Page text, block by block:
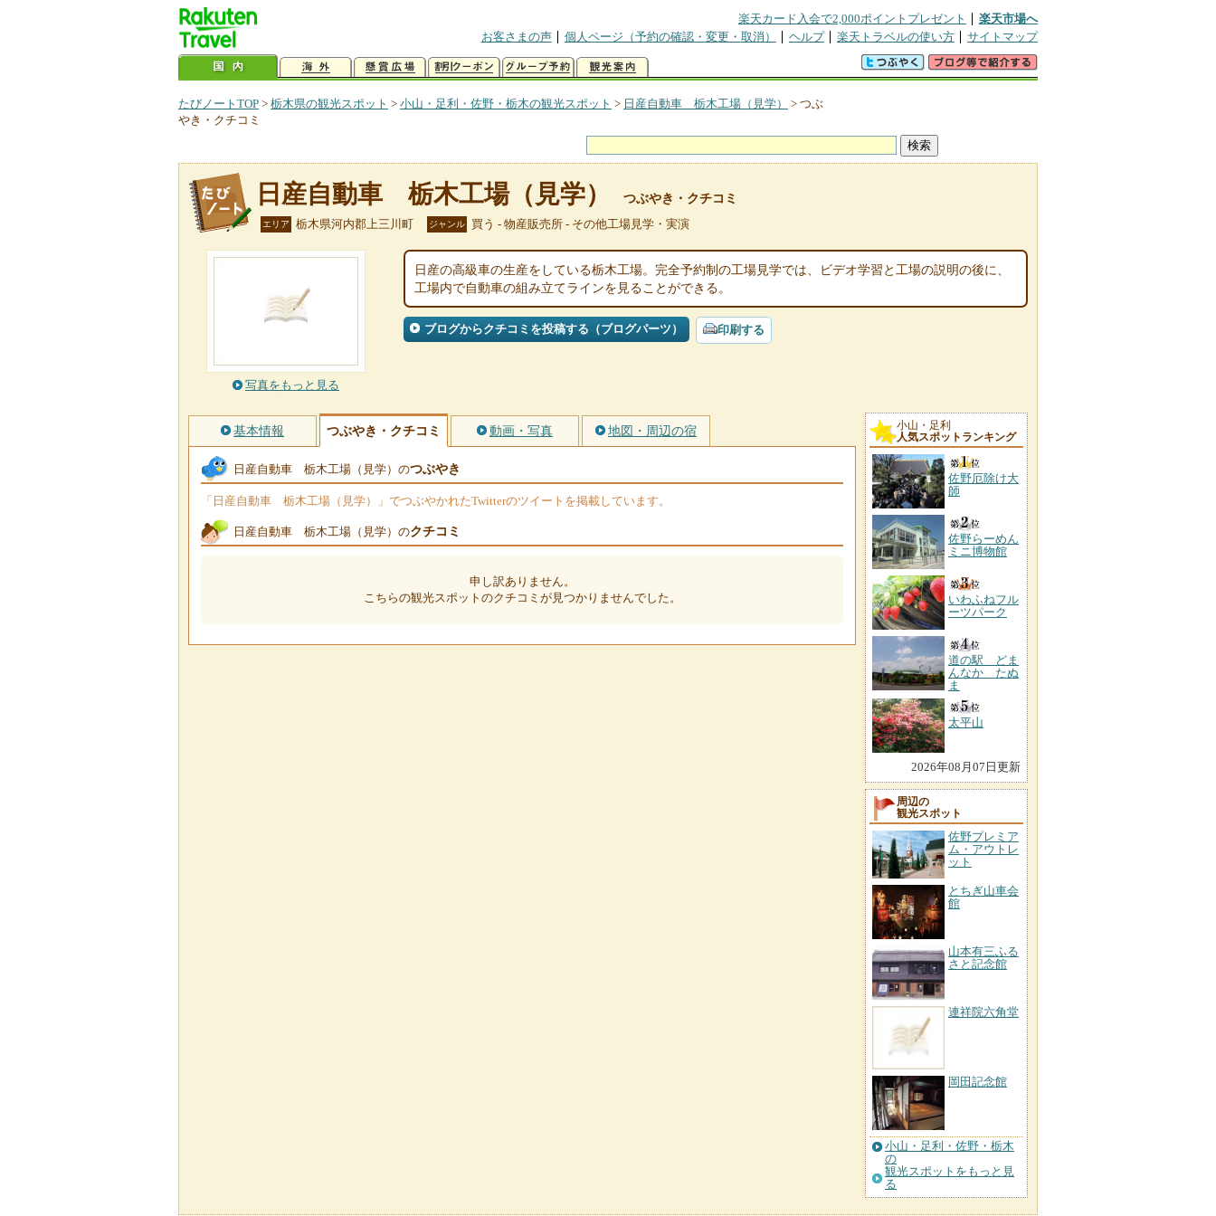
楽天カード入会で2,000ポイントプレゼント
楽天市場へ
お客さまの声
個人ページ（予約の確認・変更・取消） ヘルプ 楽天トラベルの使い方 サイトマップ
たびノートTOP > 栃木県の観光スポット > 小山・足利・佐野・栃木の観光スポット > 日産自動車 栃木工場（見学） > つぶ
やき・クチコミ
日産自動車 栃木工場（見学） つぶやき・クチコミ
エリア 栃木県河内郡上三川町 ジャンル 買う - 物産販売所 - その他工場見学・実演
写真をもっと見る
日産の高級車の生産をしている栃木工場。完全予約制の工場見学では、ビデオ学習と工場の説明の後に、
工場内で自動車の組み立てラインを見ることができる。
ブログからクチコミを投稿する（ブログパーツ） 印刷する
基本情報 つぶやき・クチコミ 動画・写真 地図・周辺の宿
日産自動車 栃木工場（見学）のつぶやき
「日産自動車 栃木工場（見学）」でつぶやかれたTwitterのツイートを掲載しています。
日産自動車 栃木工場（見学）のクチコミ
申し訳ありません。
こちらの観光スポットのクチコミが見つかりませんでした。
小山・足利
人気スポットランキング
佐野厄除け大
師
佐野らーめん
ミニ博物館
いわふねフル
ーツパーク
道の駅 どま
んなか たぬ
ま
太平山
2026年08月07日更新
周辺の
観光スポット
佐野プレミア
ム・アウトレ
ット
とちぎ山車会
館
山本有三ふる
さと記念館
連祥院六角堂
岡田記念館
小山・足利・佐野・栃木
の
観光スポットをもっと見
る